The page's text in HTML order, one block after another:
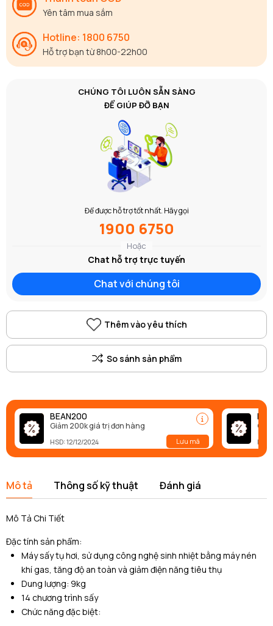
Yên tâm mua sắm
Hotline: 1800 6750
Hỗ trợ bạn từ 8h00-22h00
CHÚNG TÔI LUÔN SẴN SÀNG
ĐỂ GIÚP ĐỠ BẠN
Để được hỗ trợ tốt nhất. Hãy gọi
1900 6750
Hoặc
Chat hỗ trợ trực tuyến
Chat với chúng tôi
Thêm vào yêu thích
BEAN200
Giảm 200k giá trị đơn hàng
HSD: 12/12/2024 Lưu mã
Mô tả Thông số kỹ thuật Đánh giá
Mô Tả Chi Tiết
Đặc tính sản phẩm:
Máy sấy tụ hơi, sử dụng công nghệ sinh nhiệt bằng máy nén
khí gas, tăng độ an toàn và giảm điện năng tiêu thụ
Dung lượng: 9kg
14 chương trình sấy
Chức năng đặc biệt: